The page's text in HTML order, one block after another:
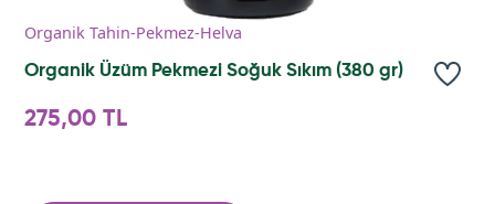
Organik Tahin-Pekmez-Helva
Organik Üzüm Pekmezi Soğuk Sıkım (380 gr)
275,00 TL